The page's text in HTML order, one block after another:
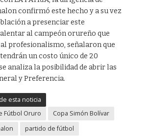
confirmó este hecho y a su vez
a presenciar este
al campeón orureño que
profesionalismo, señalaron que
un costo único de 20
analiza la posibilidad de abrir las
y Preferencia.
esta noticia
Fútbol Oruro
Copa Simón Bolívar
partido de fútbol